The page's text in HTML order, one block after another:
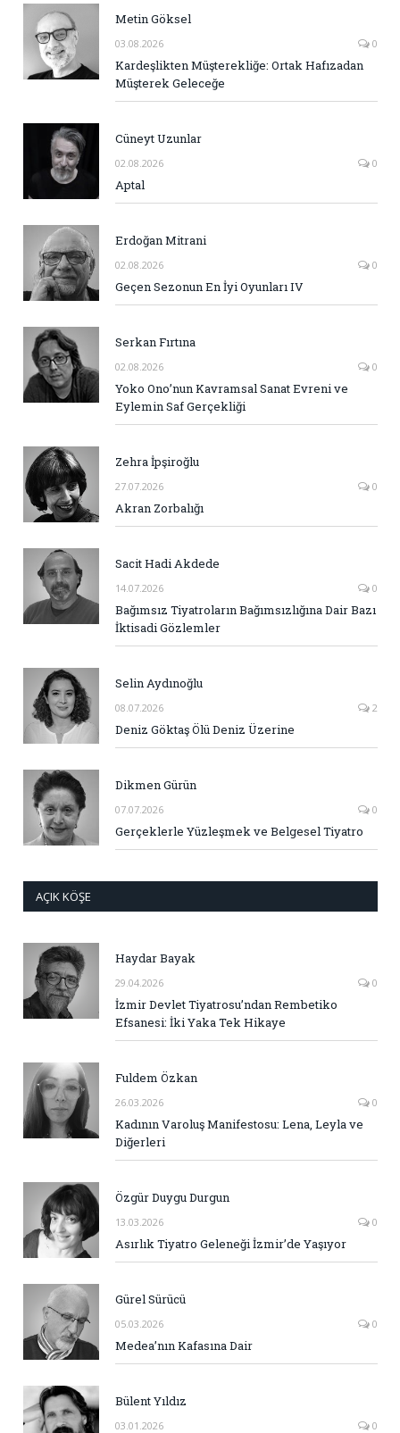
Metin Göksel
03.08.2026 0
Kardeşlikten Müşterekliğe: Ortak Hafızadan
Müşterek Geleceğe
Cüneyt Uzunlar
02.08.2026 0
Aptal
Erdoğan Mitrani
02.08.2026 0
Geçen Sezonun En İyi Oyunları IV
Serkan Fırtına
02.08.2026 0
Yoko Ono’nun Kavramsal Sanat Evreni ve
Eylemin Saf Gerçekliği
Zehra İpşiroğlu
27.07.2026 0
Akran Zorbalığı
Sacit Hadi Akdede
14.07.2026 0
Bağımsız Tiyatroların Bağımsızlığına Dair Bazı
İktisadi Gözlemler
Selin Aydınoğlu
08.07.2026 2
Deniz Göktaş Ölü Deniz Üzerine
Dikmen Gürün
07.07.2026 0
Gerçeklerle Yüzleşmek ve Belgesel Tiyatro
AÇIK KÖŞE
Haydar Bayak
29.04.2026 0
İzmir Devlet Tiyatrosu’ndan Rembetiko
Efsanesi: İki Yaka Tek Hikaye
Fuldem Özkan
26.03.2026 0
Kadının Varoluş Manifestosu: Lena, Leyla ve
Diğerleri
Özgür Duygu Durgun
13.03.2026 0
Asırlık Tiyatro Geleneği İzmir’de Yaşıyor
Gürel Sürücü
05.03.2026 0
Medea’nın Kafasına Dair
Bülent Yıldız
03.01.2026 0